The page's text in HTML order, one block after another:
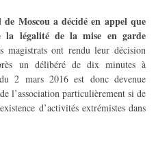
Moscou a décidé en appel que
la légalité de la mise en garde
magistrats ont rendu leur décision
un délibéré de dix minutes à
2 mars 2016 est donc devenue
l’association particulièrement si de
d’activités extrémistes dans